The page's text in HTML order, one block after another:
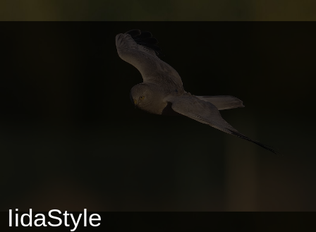
IidaStyle